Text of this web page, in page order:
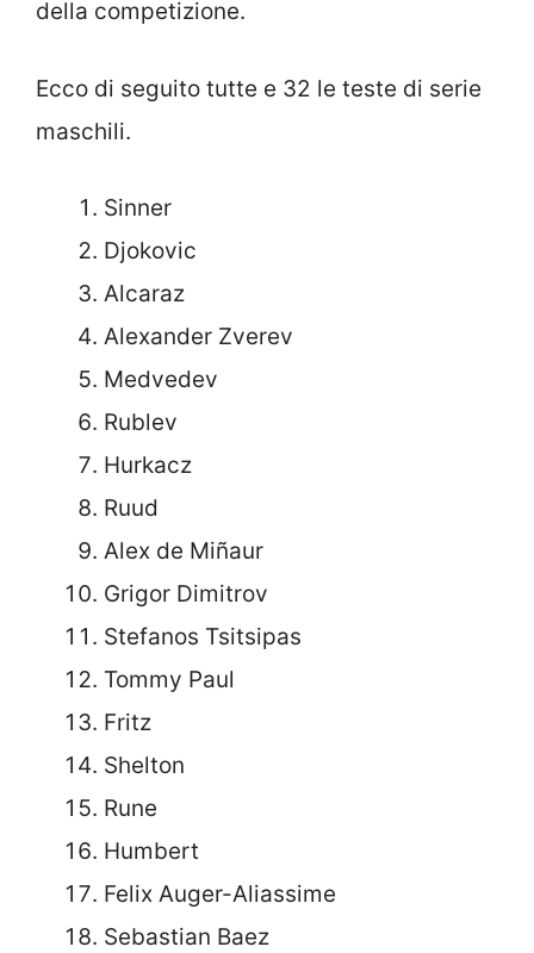
della competizione.
Ecco di seguito tutte e 32 le teste di serie
maschili.
Sinner
Djokovic
Alcaraz
Alexander Zverev
Medvedev
Rublev
Hurkacz
Ruud
Alex de Miñaur
Grigor Dimitrov
Stefanos Tsitsipas
Tommy Paul
Fritz
Shelton
Rune
Humbert
Felix Auger-Aliassime
Sebastian Baez